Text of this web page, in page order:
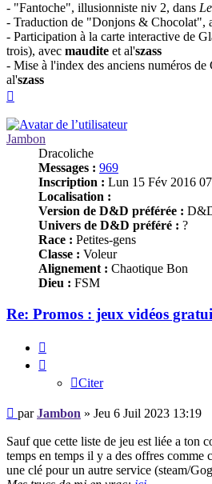
- "Fantoche", illusionniste niv 2, dans
- Traduction de "Donjons & Chocolat",
- Participation à la carte interactive de
trois), avec maudite et al'szass
- Mise à l'index des anciens numéros de
al'szass
Jambon
Dracoliche
Messages : 969
Inscription : Lun 15 Fév 2016
Localisation :
Version de D&D préférée :
Univers de D&D préféré : ?
Race : Petites-gens
Classe : Voleur
Alignement : Chaotique Bon
Dieu : FSM
Re: Promos : jeux vidéos
Citer
Message
parJambon » Jeu 6 Juil 2023 13:19
Sauf que cette liste de jeu est liée a ton
temps en temps il y a des offres comme
une clé pour un autre service (steam/